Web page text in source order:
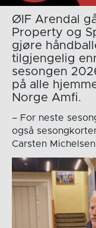
ØIF Arendal
Property og
gjøre
tilgjengelig
sesongen
på alle
Norge Amfi.
– For neste
også
Carsten